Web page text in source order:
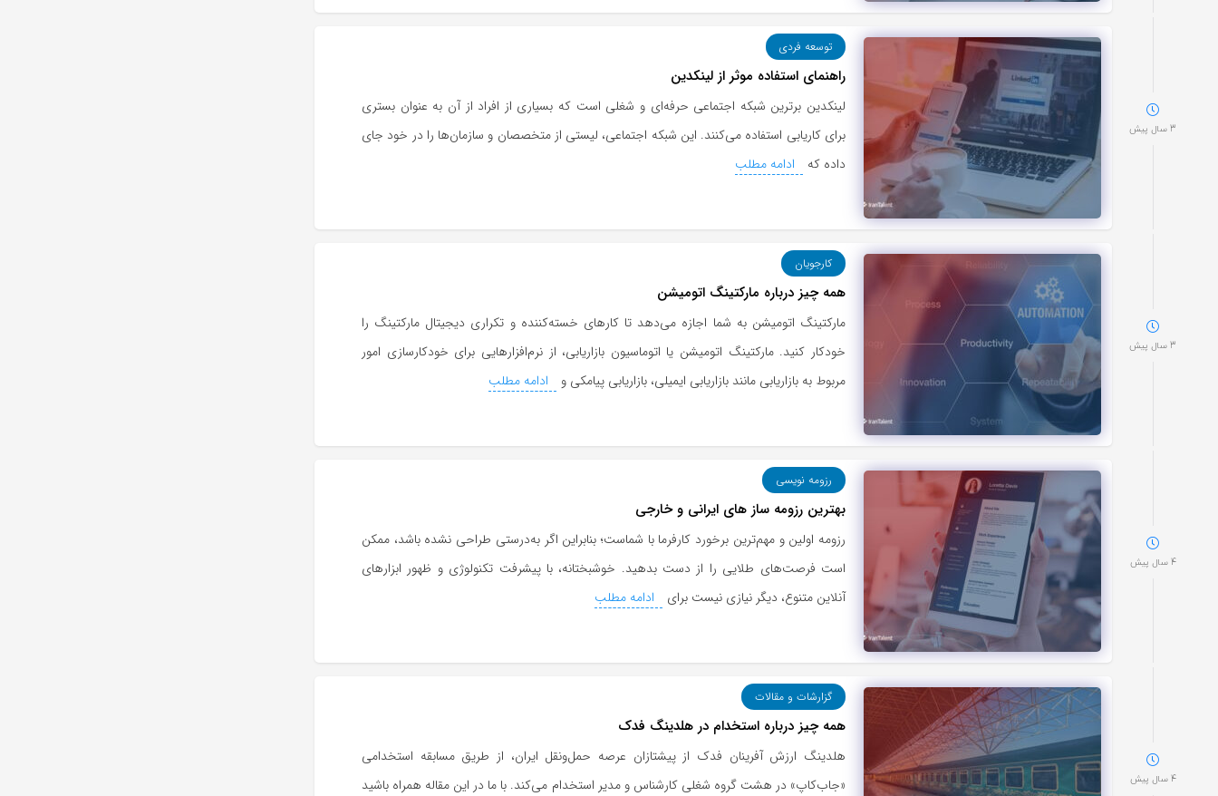
3 سال پیش
توسعه فردی
راهنمای استفاده موثر از لینکدین
لینکدین برترین شبکه اجتماعی حرفه‌ای و شغلی است که بسیاری از افراد از آن به عنوان بستری
برای کاریابی استفاده می‌کنند. این شبکه اجتماعی، لیستی از متخصصان و سازمان‌ها را در خود جای
داده که
ادامه مطلب
3 سال پیش
کارجویان
همه چیز درباره مارکتینگ اتومیشن
مارکتینگ اتومیشن به شما اجازه می‌دهد تا کارهای خسته‌کننده و تکراری دیجیتال مارکتینگ را
خودکار کنید. مارکتینگ اتومیشن یا اتوماسیون بازاریابی، از نرم‌افزارهایی برای خودکارسازی امور
مربوط به بازاریابی مانند بازاریابی ایمیلی، بازاریابی پیامکی و
ادامه مطلب
4 سال پیش
رزومه نویسی
بهترین رزومه ساز های ایرانی و خارجی
رزومه اولین و مهم‌ترین برخورد کارفرما با شماست؛ بنابراین اگر به‌درستی طراحی نشده باشد، ممکن
است فرصت‌های طلایی را از دست بدهید. خوشبختانه، با پیشرفت تکنولوژی و ظهور ابزارهای
آنلاین متنوع، دیگر نیازی نیست برای
ادامه مطلب
4 سال پیش
گزارشات و مقالات
همه چیز درباره استخدام در هلدینگ فدک
هلدینگ ارزش‌ آفرینان فدک از پیشتازان عرصه حمل‌ونقل ایران، از طریق مسابقه استخدامی
«جاب‌کاپ» در هشت گروه شغلی کارشناس و مدیر استخدام می‌کند. با ما در این مقاله همراه باشید